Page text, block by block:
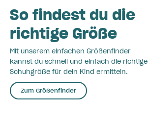
So findest du die
richtige Größe
Mit unserem einfachen Größenfinder
kannst du schnell und einfach die richtige
Schuhgröße für dein Kind ermitteln.
Zum Größenfinder